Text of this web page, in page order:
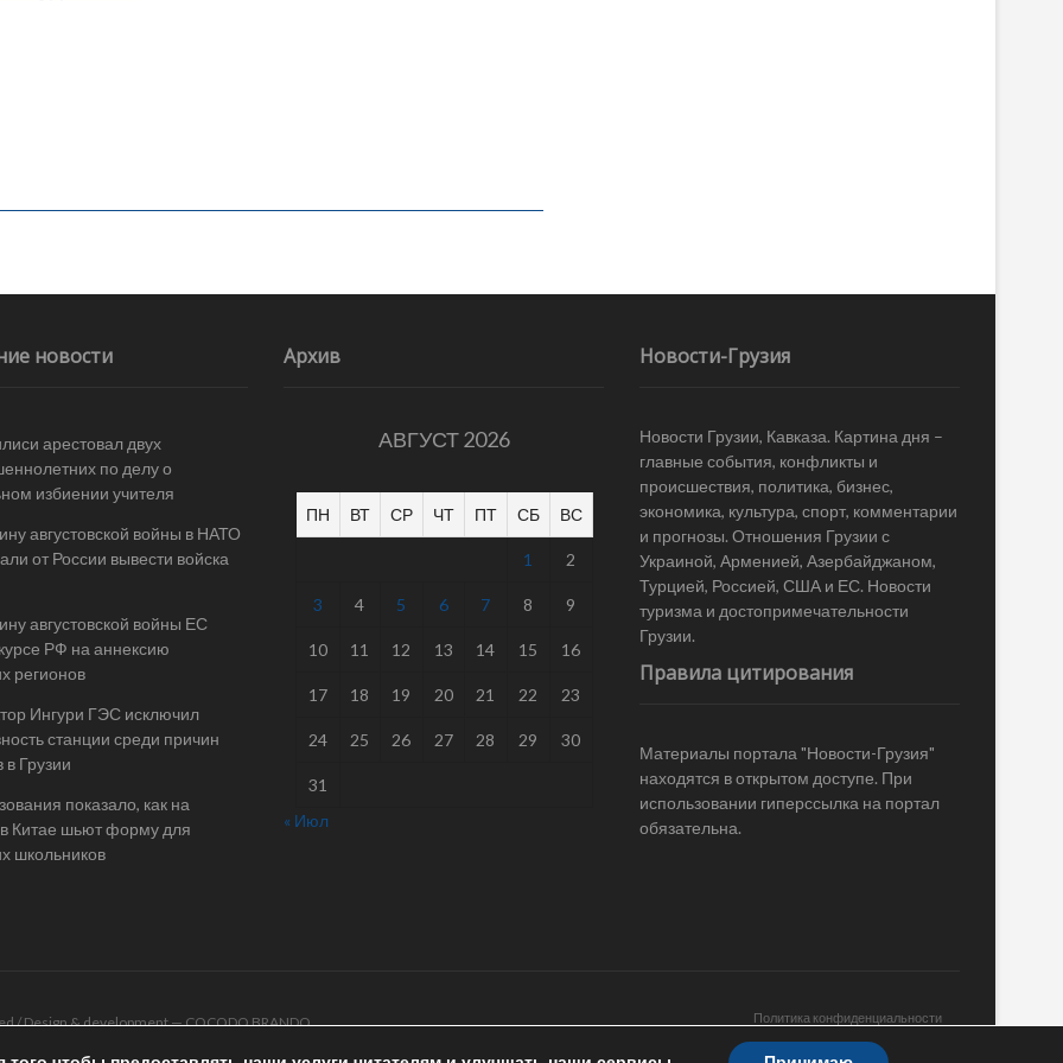
новости
арестовал двух
по делу о
избиении учителя
августовской войны в НАТО
от России вывести войска
августовской войны ЕС
РФ на аннексию
регионов
Ингури ГЭС исключил
станции среди причин
в Грузии
показало, как на
Китае шьют форму для
школьников
Архив
АВГУСТ 2026
ПН ВТ СР ЧТ ПТ СБ ВС
1 2
3 4 5 6 7 8 9
10 11 12 13 14 15 16
17 18 19 20 21 22 23
24 25 26 27 28 29 30
31
« Июл
Новости-Грузия
Новости Грузии, Кавказа. Картина дня –
главные события, конфликты и
происшествия, политика, бизнес,
экономика, культура, спорт, комментарии
и прогнозы. Отношения Грузии с
Украиной, Арменией, Азербайджаном,
Турцией, Россией, США и ЕС. Новости
туризма и достопримечательности
Грузии.
Правила цитирования
Материалы портала "Новости-Грузия"
находятся в открытом доступе. При
использовании гиперссылка на портал
обязательна.
Политика конфиденциальности
/ Design & development —COCODO BRANDO